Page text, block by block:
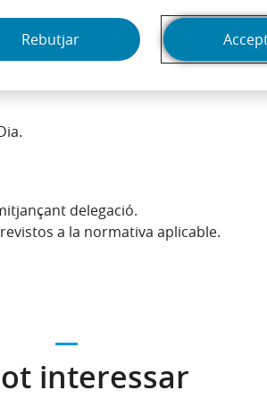
nova)
Rebutjardrets polítics i econòmics.
delegació.
a la normativa aplicable.
interessar